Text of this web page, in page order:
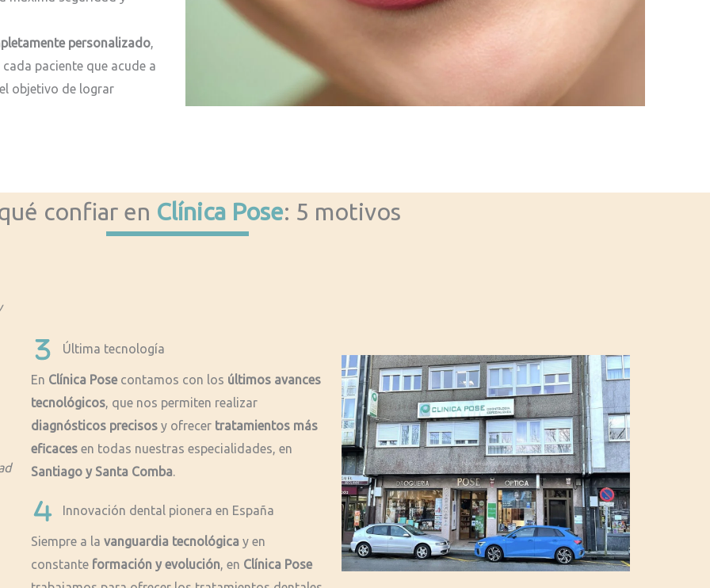
personalizado,
paciente que acude a
objetivo de lograr
confiar en Clínica Pose: 5 motivos
Última tecnología
En Clínica Posecontamos con los últimos avances
tecnológicos, que nos permiten realizar
diagnósticos precisos y ofrecer tratamientos más
eficaces en todas nuestras especialidades, en
Santiago y Santa Comba.
Innovación dental pionera en España
Siempre a lavanguardia tecnológica y en
constante formación y evolución, en Clínica Pose